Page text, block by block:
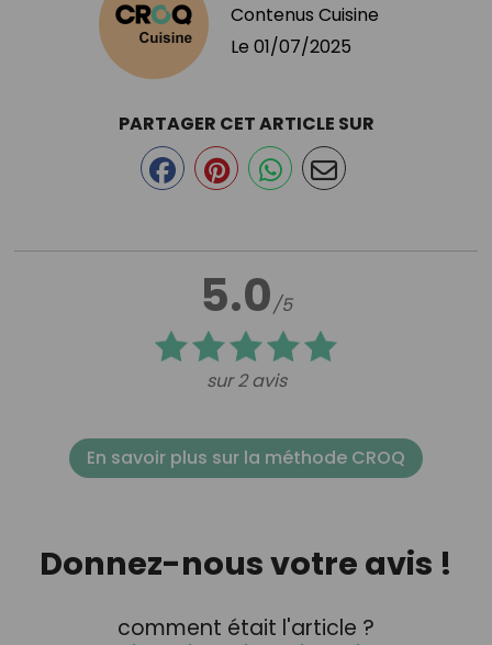
Contenus Cuisine
Le 01/07/2025
5.0/5
sur 2 avis
PARTAGER CET ARTICLE SUR
En savoir plus sur la méthode CROQ
Donnez-nous votre avis !
comment était l'article ?